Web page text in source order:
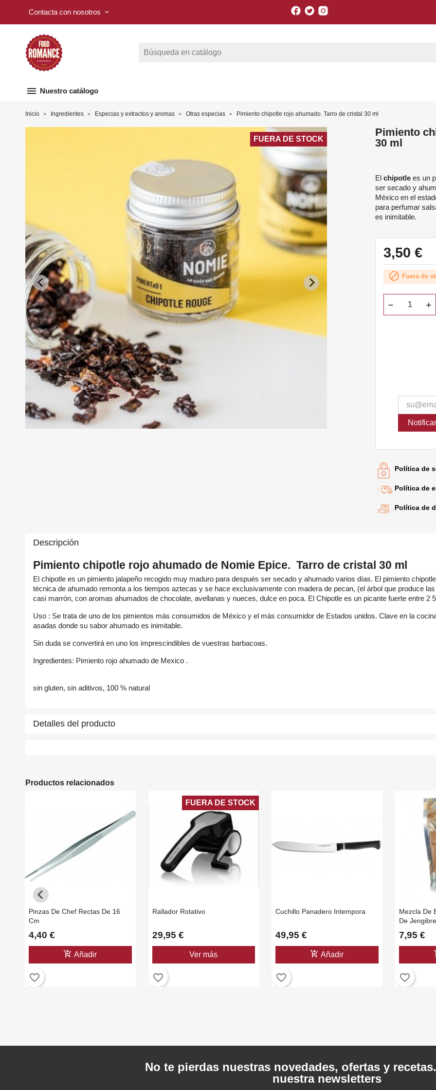
Crear lista de deseos
Iniciar sesión
Contacta con nosotros keyboard_arrow_down Facebook
Twitter
menu Nuestro catálogo
Inicio Ingredientes Especias y extractos y aromas Otras especias Pimiento chipotle rojo ahumado. Tarro de cristal 30 ml
FUERA DE STOCK
Pimiento
30 ml
Elchipotle es un
ser secado y
México en el
para perfumar
es inimitable.
3,50 €
 Fuera de
Política de
Política de
Política de
Descripción
Pimiento chipotle rojo ahumado de Nomie Epice. Tarro de cristal 30 ml
El chipotle es un pimiento jalapeño recogido muy maduro para después ser secado y ahumado varios días. El pimiento
técnica de ahumado remonta a los tiempos aztecas y se hace exclusivamente con madera de pecan, (el árbol que produce
casi marrón, con aromas ahumados de chocolate, avellanas y nueces, dulce en poca. El Chipotle es un picante fuerte entre 2
Uso : Se trata de uno de los pimientos más consumidos de México y el más consumidor de Estados unidos. Clave en la
asadas donde su sabor ahumado es inimitable.
Sin duda se convertirá en uno los imprescindibles de vuestras barbacoas.
Ingredientes: Pimiento rojo ahumado de Mexico .
sin gluten, sin aditivos, 100 % natural
Detalles del producto
Productos relacionados
Pinzas De Chef Rectas De 16
Cm
4,40 €
add_shopping_cart Añadir
favorite_border
Rallador Rotativo
29,95 €
Ver más
FUERA DE STOCK
favorite_border
Cuchillo Panadero Intempora
49,95 €
add_shopping_cart Añadir
favorite_border
Mezcla De
De
7,95 €
favorite_border
No te pierdas nuestras novedades, ofertas y
nuestra newsletters